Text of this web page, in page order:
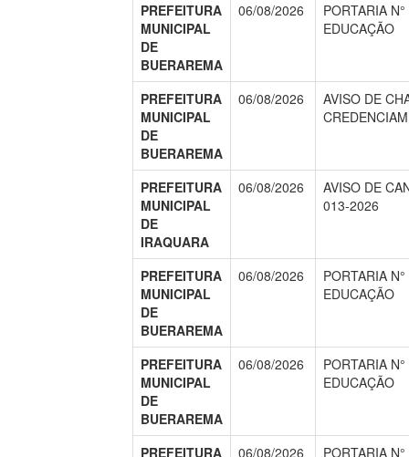
PREFEITURA
MUNICIPAL
DE
BUERAREMA
06/08/2026
PORTARIA
EDUCAÇÃO
PREFEITURA
MUNICIPAL
DE
BUERAREMA
06/08/2026
AVISO DE
PREFEITURA
MUNICIPAL
DE
IRAQUARA
06/08/2026
AVISO DE
013-2026
PREFEITURA
MUNICIPAL
DE
BUERAREMA
06/08/2026
PORTARIA
EDUCAÇÃO
PREFEITURA
MUNICIPAL
DE
BUERAREMA
06/08/2026
PORTARIA
EDUCAÇÃO
PREFEITURA
06/08/2026
PORTARIA